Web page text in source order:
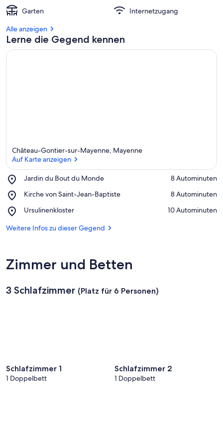
Garten
Internetzugang
Alle anzeigen
Lerne die Gegend kennen
Château-Gontier-sur-Mayenne, Mayenne
Auf Karte anzeigen
Jardin du Bout du Monde
Place,
du
du
‪8 Autominuten‬
Kirche von Saint-Jean-Baptiste
Place,
von
Jean-
‪8 Autominuten‬
Ursulinenkloster
Place,
‪10 Autominuten‬
Weitere Infos zu dieser Gegend
Zimmer und Betten
3 Schlafzimmer (Platz für 6 Personen)
Schlafzimmer 1
1 Doppelbett
Schlafzimmer 2
1 Doppelbett